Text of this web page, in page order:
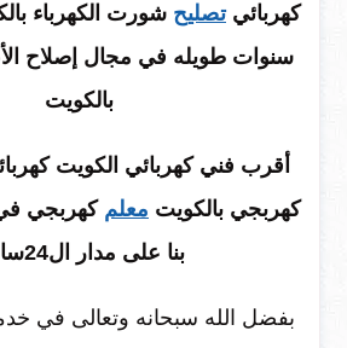
كهربائيتصليح شورت الكهرباء
سنوات طويله في مجال إصلاح
بالكويت
أقرب فني كهربائي الكويت
كهربجي بالكويت معلم كهربجي في
بنا على مدار ال24ساعه
بفضل الله سبحانه وتعالى في